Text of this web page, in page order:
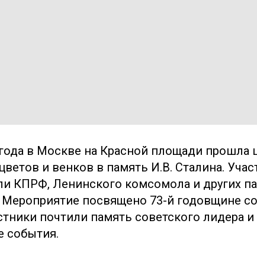
в Москве на Красной площади прошла
и венков в память И.В. Сталина.
КПРФ, Ленинского комсомола и других
Мероприятие посвящено 73-й годовщине
почтили память советского лидера
события.